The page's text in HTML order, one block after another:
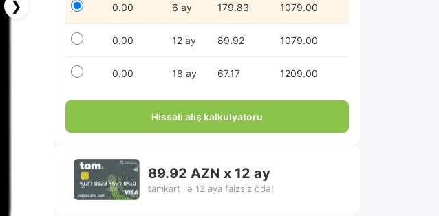
❯ 0.00 6 ay 179.83 1079.00
0.00 12 ay 89.92 1079.00
0.00 18 ay 67.17 1209.00
Hissəli alış kalkulyatoru
89.92 AZN x 12 ay
tamkart ilə 12 aya faizsiz ödə!